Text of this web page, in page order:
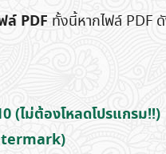
ล์ PDF ทั้งนี้หากไฟล์ PDF
(ไม่ต้องโหลดโปรแกรม!!)